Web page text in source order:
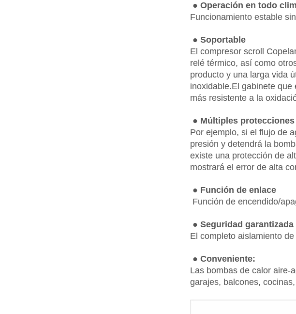
● Operación en todo
Funcionamiento estable
● Soportable
El compresor scroll
relé térmico, así como
producto y una larga vida
inoxidable.El gabinete
más resistente a la
● Múltiples protecciones
Por ejemplo, si el flujo de
presión y detendrá la
existe una protección de
mostrará el error de alta
● Función de enlace
Función de encendido/
● Seguridad garantizada
El completo aislamiento
● Conveniente:
Las bombas de calor aire-
garajes, balcones,